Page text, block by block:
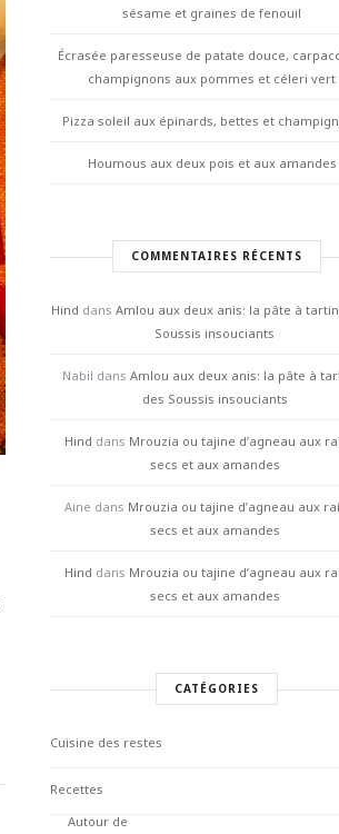
sésame et graines de fenouil
Écrasée paresseuse de patate douce,
champignons aux pommes et céleri vert
Pizza soleil aux épinards, bettes et
Houmous aux deux pois et aux amandes
COMMENTAIRES RÉCENTS
Hind dans Amlou aux deux anis: la pâte à
Soussis insouciants
Nabil dans Amlou aux deux anis: la pâte à
des Soussis insouciants
Hind dans Mrouzia ou tajine d’agneau aux
secs et aux amandes
Aine dans Mrouzia ou tajine d’agneau aux
secs et aux amandes
Hind dans Mrouzia ou tajine d’agneau aux
secs et aux amandes
CATÉGORIES
Cuisine des restes
Recettes
Autour de